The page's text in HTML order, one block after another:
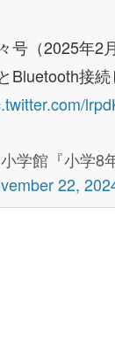
号（2025年2
Bluetooth接
学館『小学8
22,